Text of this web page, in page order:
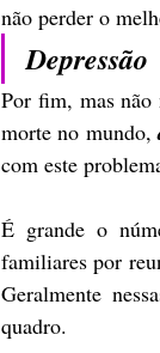
não perder o
Depressão
Por fim, mas não
morte no mundo,
com este
É grande o
familiares por
Geralmente
quadro.